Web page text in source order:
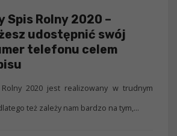
Spis Rolny 2020 –
udostępnić swój
telefonu celem
2020 jest realizowany w trudnym
też zależy nam bardzo na tym,...